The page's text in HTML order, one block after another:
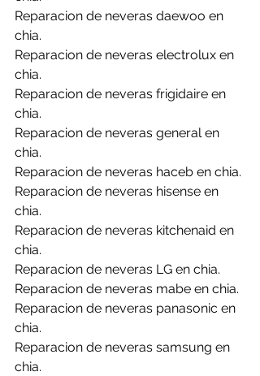
Reparacion de neveras daewoo en
chia.
Reparacion de neveras electrolux en
chia.
Reparacion de neveras frigidaire en
chia.
Reparacion de neveras general en
chia.
Reparacion de neveras haceb en chia.
Reparacion de neveras hisense en
chia.
Reparacion de neveras kitchenaid en
chia.
Reparacion de neveras LG en chia.
Reparacion de neveras mabe en chia.
Reparacion de neveras panasonic en
chia.
Reparacion de neveras samsung en
chia.